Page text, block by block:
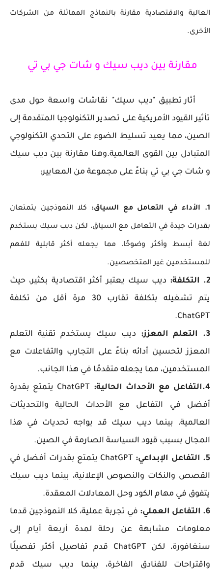
العالية والاقتصادية مقارنة بالنماذج المماثلة من الشركات
الأخرى.
مقارنة بين ديب سيك و شات جي بي تي
أثار تطبيق "ديب سيك" نقاشات واسعة حول مدى
تأثير القيود الأمريكية على تصدير التكنولوجيا المتقدمة إلى
الصين، مما يعيد تسليط الضوء على التحدي التكنولوجي
المتبادل بين القوى العالمية.وهنا مقارنة بين ديب سيك
و شات جي بي تي بناءً على مجموعة من المعايير:
1. الأداء في التعامل مع السياق: كلا النموذجين يتمتعان
بقدرات جيدة في التعامل مع السياق، لكن ديب سيك يستخدم
لغة أبسط وأكثر وضوحًا، مما يجعله أكثر قابلية للفهم
للمستخدمين غير المتخصصين.
2. التكلفة:
ديب سيك يعتبر أكثر اقتصادية بكثير، حيث
يتم تشغيله بتكلفة تقارب 30 مرة أقل من تكلفة
ChatGPT.
3. التعلم المعزز:
ديب سيك يستخدم تقنية التعلم
المعزز لتحسين أدائه بناءً على التجارب والتفاعلات مع
المستخدمين، مما يجعله متقدمًا في هذا الجانب.
4.التفاعل مع الأحداث الحالية:
ChatGPT يتمتع بقدرة
أفضل في التفاعل مع الأحداث الحالية والتحديثات
العالمية، بينما ديب سيك قد يواجه تحديات في هذا
المجال بسبب قيود السياسة الصارمة في الصين.
5. التفاعل الإبداعي:
ChatGPT يتمتع بقدرات أفضل في
القصص والنكات والنصوص الإعلانية، بينما ديب سيك
يتفوق في مهام الكود وحل المعادلات المعقدة.
6. التفاعل العملي:
في تجربة عملية، كلا النموذجين قدما
معلومات مشابهة عن رحلة لمدة أربعة أيام إلى
سنغافورة، لكن ChatGPT قدم تفاصيل أكثر تفصيلًا
واقتراحات للفنادق الفاخرة، بينما ديب سيك قدم